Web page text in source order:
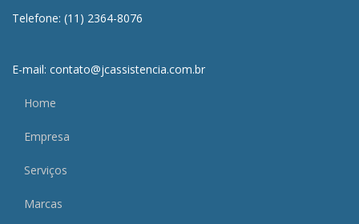
Telefone: (11) 2364-8076
E-mail: contato@jcassistencia.com.br
Home
Empresa
Serviços
Marcas